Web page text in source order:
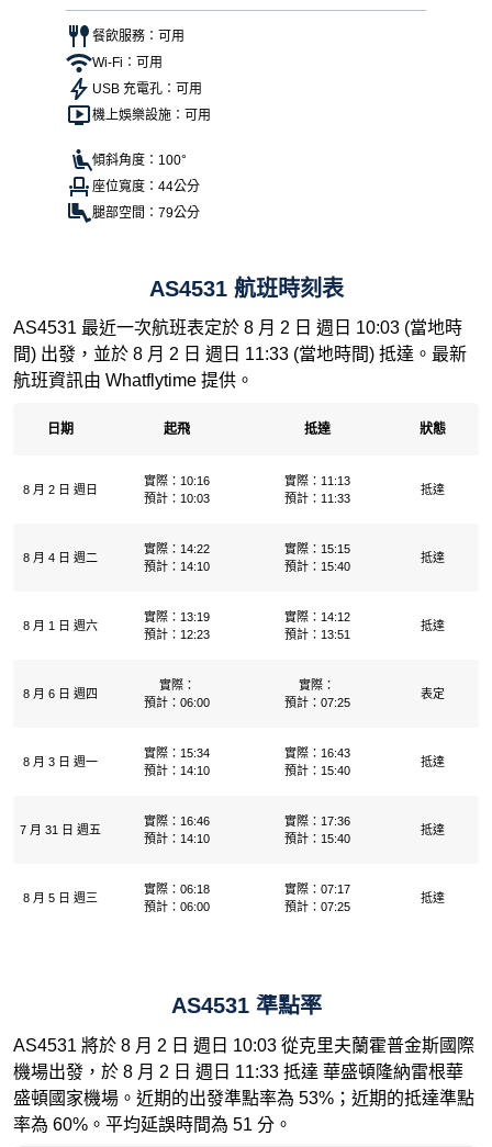
餐飲服務：可用
Wi-Fi：可用
USB 充電孔：可用
機上娛樂設施：可用
傾斜角度：100°
座位寬度：44公分
腿部空間：79公分
AS4531 航班時刻表
AS4531 最近一次航班表定於 8 月 2 日 週日 10:03 (當地時
間) 出發，並於 8 月 2 日 週日 11:33 (當地時間) 抵達。最新
航班資訊由 Whatflytime 提供。
日期 起飛 抵達 狀態
8 月 2 日 週日
實際：10:16
預計：10:03
實際：11:13
預計：11:33
抵達
8 月 4 日 週二
實際：14:22
預計：14:10
實際：15:15
預計：15:40
抵達
8 月 1 日 週六
實際：13:19
預計：12:23
實際：14:12
預計：13:51
抵達
8 月 6 日 週四
實際：
預計：06:00
實際：
預計：07:25
表定
8 月 3 日 週一
實際：15:34
預計：14:10
實際：16:43
預計：15:40
抵達
7 月 31 日 週五
實際：16:46
預計：14:10
實際：17:36
預計：15:40
抵達
8 月 5 日 週三
實際：06:18
預計：06:00
實際：07:17
預計：07:25
抵達
AS4531 準點率
AS4531 將於 8 月 2 日 週日 10:03 從克里夫蘭霍普金斯國際
機場出發，於 8 月 2 日 週日 11:33 抵達 華盛頓隆納雷根華
盛頓國家機場。近期的出發準點率為 53%；近期的抵達準點
率為 60%。平均延誤時間為 51 分。